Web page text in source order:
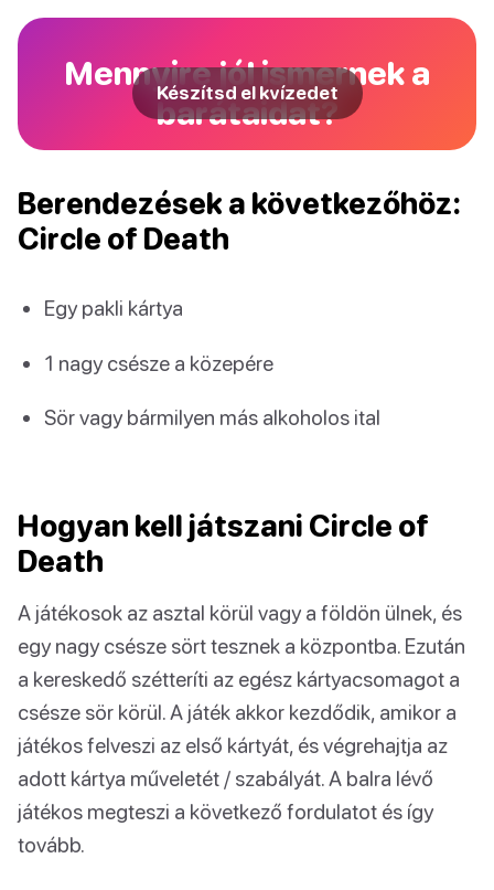
Mennyire jól ismernek a
barátaidat?
Készítsd el kvízedet
Berendezések a következőhöz:
Circle of Death
Egy pakli kártya
1 nagy csésze a közepére
Sör vagy bármilyen más alkoholos ital
Hogyan kell játszani Circle of
Death
A játékosok az asztal körül vagy a földön ülnek, és
egy nagy csésze sört tesznek a központba. Ezután
a kereskedő szétteríti az egész kártyacsomagot a
csésze sör körül. A játék akkor kezdődik, amikor a
játékos felveszi az első kártyát, és végrehajtja az
adott kártya műveletét / szabályát. A balra lévő
játékos megteszi a következő fordulatot és így
tovább.